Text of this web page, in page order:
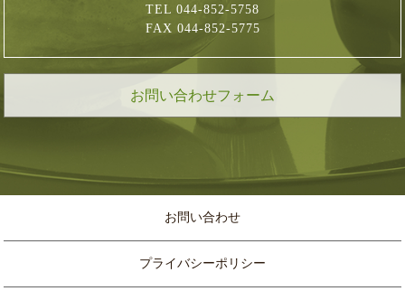
TEL 044-852-5758
FAX 044-852-5775
お問い合わせフォーム
お問い合わせ
プライバシーポリシー